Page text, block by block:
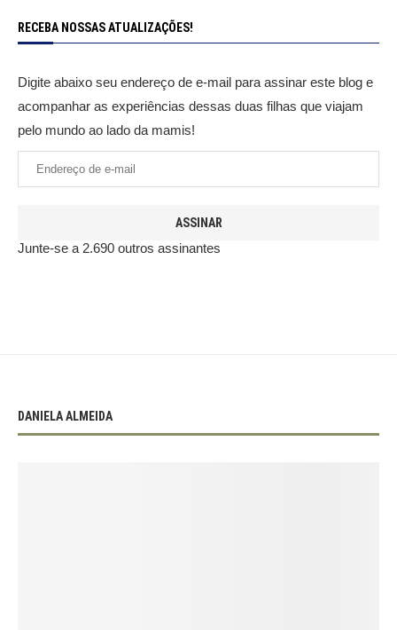
RECEBA NOSSAS ATUALIZAÇÕES!
Digite abaixo seu endereço de e-mail para assinar este blog e
acompanhar as experiências dessas duas filhas que viajam
pelo mundo ao lado da mamis!
ASSINAR
Junte-se a 2.690 outros assinantes
DANIELA ALMEIDA